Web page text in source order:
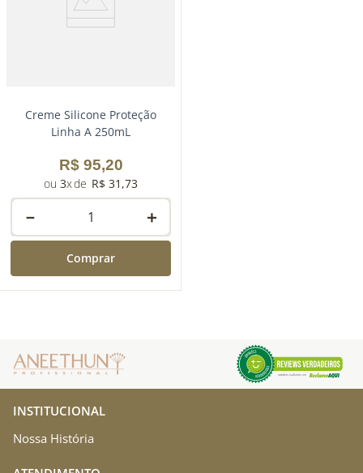
Creme Silicone Proteção
Linha A 250mL
R$ 95,20
3 R$ 31 ,73
＋
－
Comprar
INSTITUCIONAL
Nossa História